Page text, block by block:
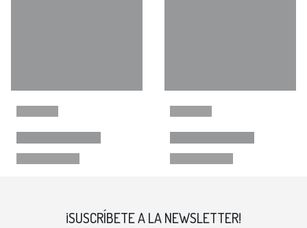
¡SUSCRÍBETE A LA NEWSLETTER!